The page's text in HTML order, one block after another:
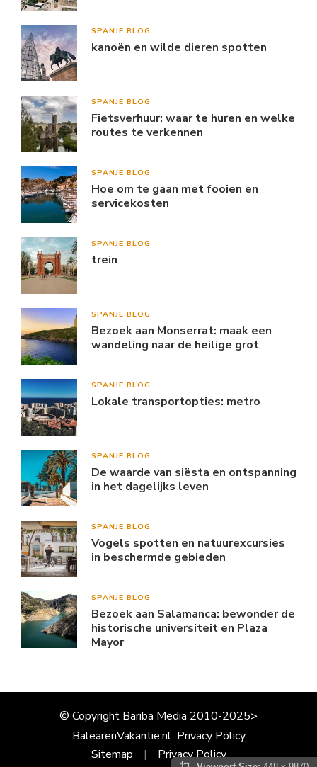
SPANJE BLOG
kanoën en wilde dieren spotten
SPANJE BLOG
Fietsverhuur: waar te huren en welke
routes te verkennen
SPANJE BLOG
Hoe om te gaan met fooien en
servicekosten
SPANJE BLOG
trein
SPANJE BLOG
Bezoek aan Monserrat: maak een
wandeling naar de heilige grot
SPANJE BLOG
Lokale transportopties: metro
SPANJE BLOG
De waarde van siësta en ontspanning
in het dagelijks leven
SPANJE BLOG
Vogels spotten en natuurexcursies
in beschermde gebieden
SPANJE BLOG
Bezoek aan Salamanca: bewonder de
historische universiteit en Plaza
Mayor
© Copyright Bariba Media 2010-2025>
BalearenVakantie.nl Privacy Policy
Sitemap
Privacy Policy